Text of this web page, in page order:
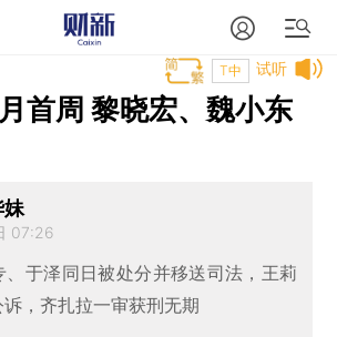
试听
T中
首周 黎晓宏、魏小东
妹
07:26
、于泽同日被处分并移送司法，王莉
，齐扎拉一审获刑无期